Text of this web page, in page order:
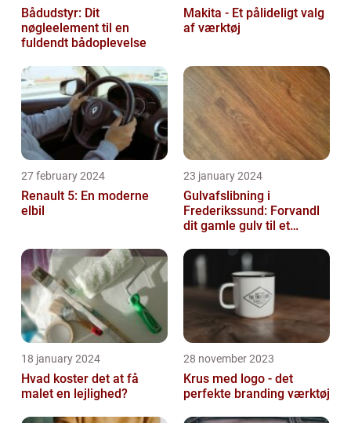
Bådudstyr: Dit
nøgleelement til en
fuldendt bådoplevelse
Makita - Et pålideligt valg
af værktøj
27 february 2024
Renault 5: En moderne
elbil
23 january 2024
Gulvafslibning i
Frederikssund: Forvandl
dit gamle gulv til et
18 january 2024
Hvad koster det at få
malet en lejlighed?
28 november 2023
Krus med logo - det
perfekte branding værktøj